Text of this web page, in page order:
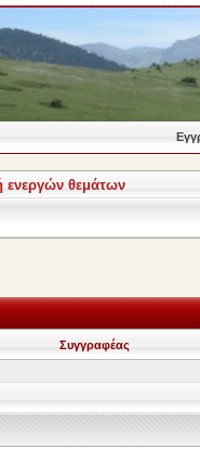
ενεργών θεμάτων
Συγγραφέας